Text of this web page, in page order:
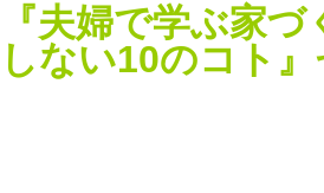
『夫婦で学ぶ家
しない10のコト』